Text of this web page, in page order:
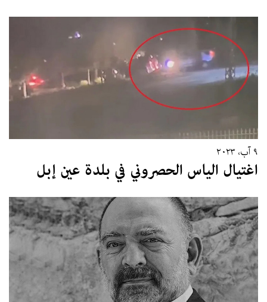
٩ آب، ٢٠٢٣
اغتيال الياس الحصروني في بلدة عين إبل